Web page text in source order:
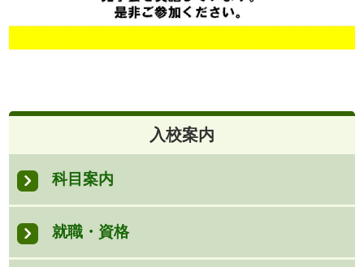
入校案内
科目案内
就職・資格